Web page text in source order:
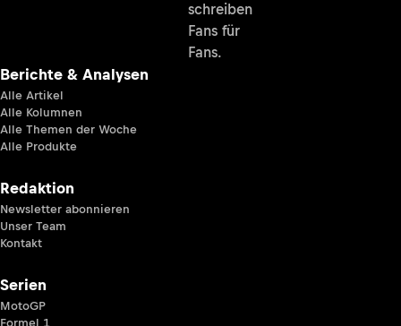
schreiben
Fans für
Fans.
Berichte & Analysen
Alle Artikel
Alle Kolumnen
Alle Themen der Woche
Alle Produkte
Redaktion
Newsletter abonnieren
Unser Team
Kontakt
Serien
MotoGP
Formel 1